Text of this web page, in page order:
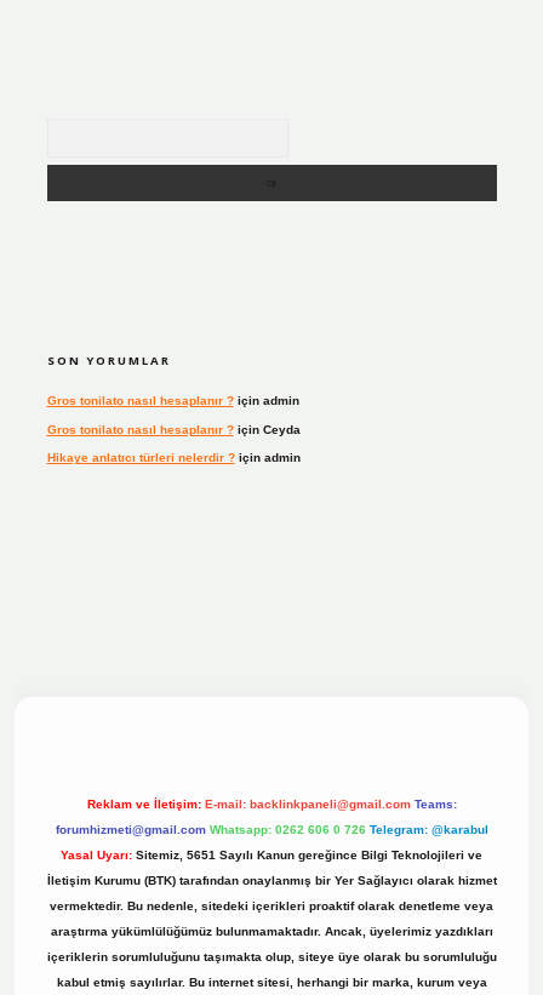
SON YORUMLAR
Gros tonilato nasıl hesaplanır ?için admin
Gros tonilato nasıl hesaplanır ?için Ceyda
Hikaye anlatıcı türleri nelerdir ?için admin
Reklam ve İletişim: E-mail: backlinkpaneli@gmail.com Teams:
forumhizmeti@gmail.com Whatsapp: 0262 606 0 726 Telegram: @karabul
Yasal Uyarı: Sitemiz, 5651 Sayılı Kanun gereğince Bilgi Teknolojileri ve
İletişim Kurumu (BTK) tarafından onaylanmış bir Yer Sağlayıcı olarak hizmet
vermektedir. Bu nedenle, sitedeki içerikleri proaktif olarak denetleme veya
araştırma yükümlülüğümüz bulunmamaktadır. Ancak, üyelerimiz yazdıkları
içeriklerin sorumluluğunu taşımakta olup, siteye üye olarak bu sorumluluğu
kabul etmiş sayılırlar. Bu internet sitesi, herhangi bir marka, kurum veya